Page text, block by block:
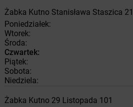
Żabka Kutno Stanisława Staszica 21
Poniedziałek:
Wtorek:
Środa:
Czwartek:
Piątek:
Sobota:
Niedziela:
Żabka Kutno 29 Listopada 101